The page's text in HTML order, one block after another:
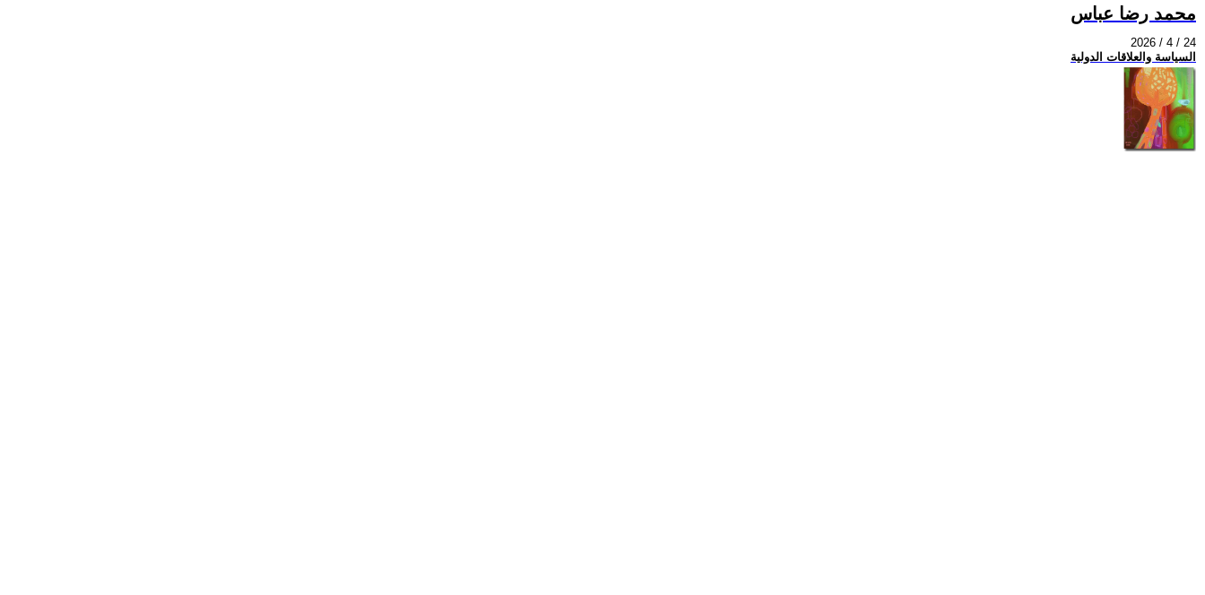
محمد رضا عباس
2026 / 4 / 24
السياسة والعلاقات الدولية